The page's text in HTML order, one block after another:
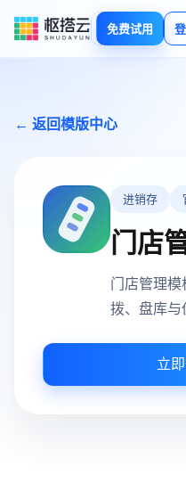
免费试用
← 返回模版中心
进销存
门店
门店管理模
拨、盘库与
立